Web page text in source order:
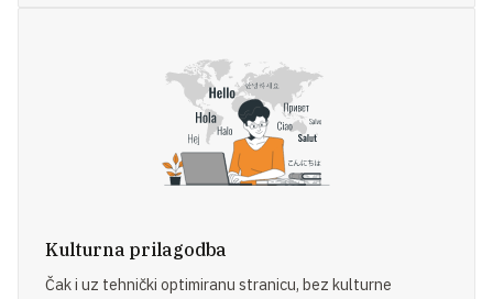
Kulturna prilagodba
Čak i uz tehnički optimiranu stranicu, bez kulturne